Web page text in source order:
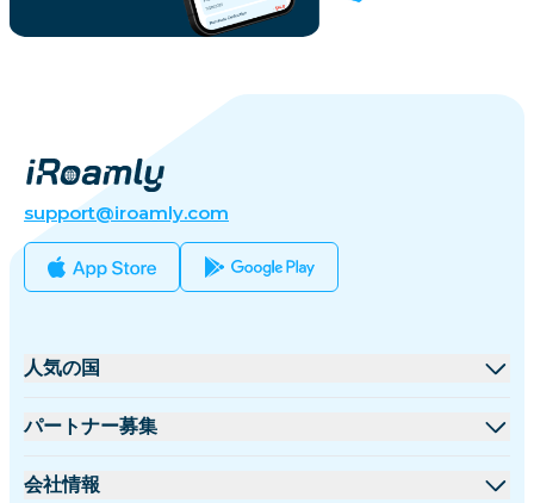
support@iroamly.com
人気の国
アメリカ合衆国
パートナー募集
卸売プラットフォーム
会社情報